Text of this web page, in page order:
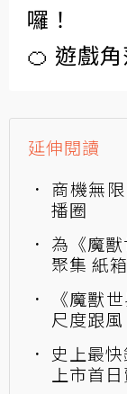
囉！
🍊 遊戲
延伸閱讀
商機無
播圈
為《魔
聚集 紙
《魔獸
尺度跟風
史上最
上市首